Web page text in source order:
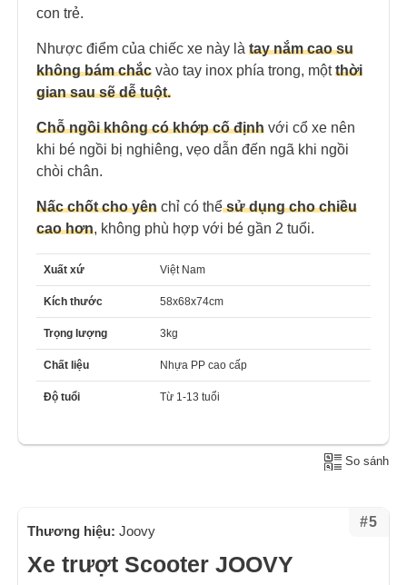
con trẻ.
Nhược điểm của chiếc xe này là tay nắm cao su
không bám chắc vào tay inox phía trong, mộtthời
gian sau sẽ dễ tuột.
Chỗ ngồi không có khớp cố định với cổ xe nên
khi bé ngồi bị nghiêng, vẹo dẫn đến ngã khi ngồi
chòi chân.
Nấc chốt cho yên chỉ có thểsử dụng cho chiều
cao hơn, không phù hợp với bé gần 2 tuổi.
Xuất xứ Việt Nam
Kích thước 58x68x74cm
Trọng lượng 3kg
Chất liệu Nhựa PP cao cấp
Độ tuổi Từ 1-13 tuổi
So sánh
#5
Thương hiệu: Joovy
Xe trượt Scooter JOOVY